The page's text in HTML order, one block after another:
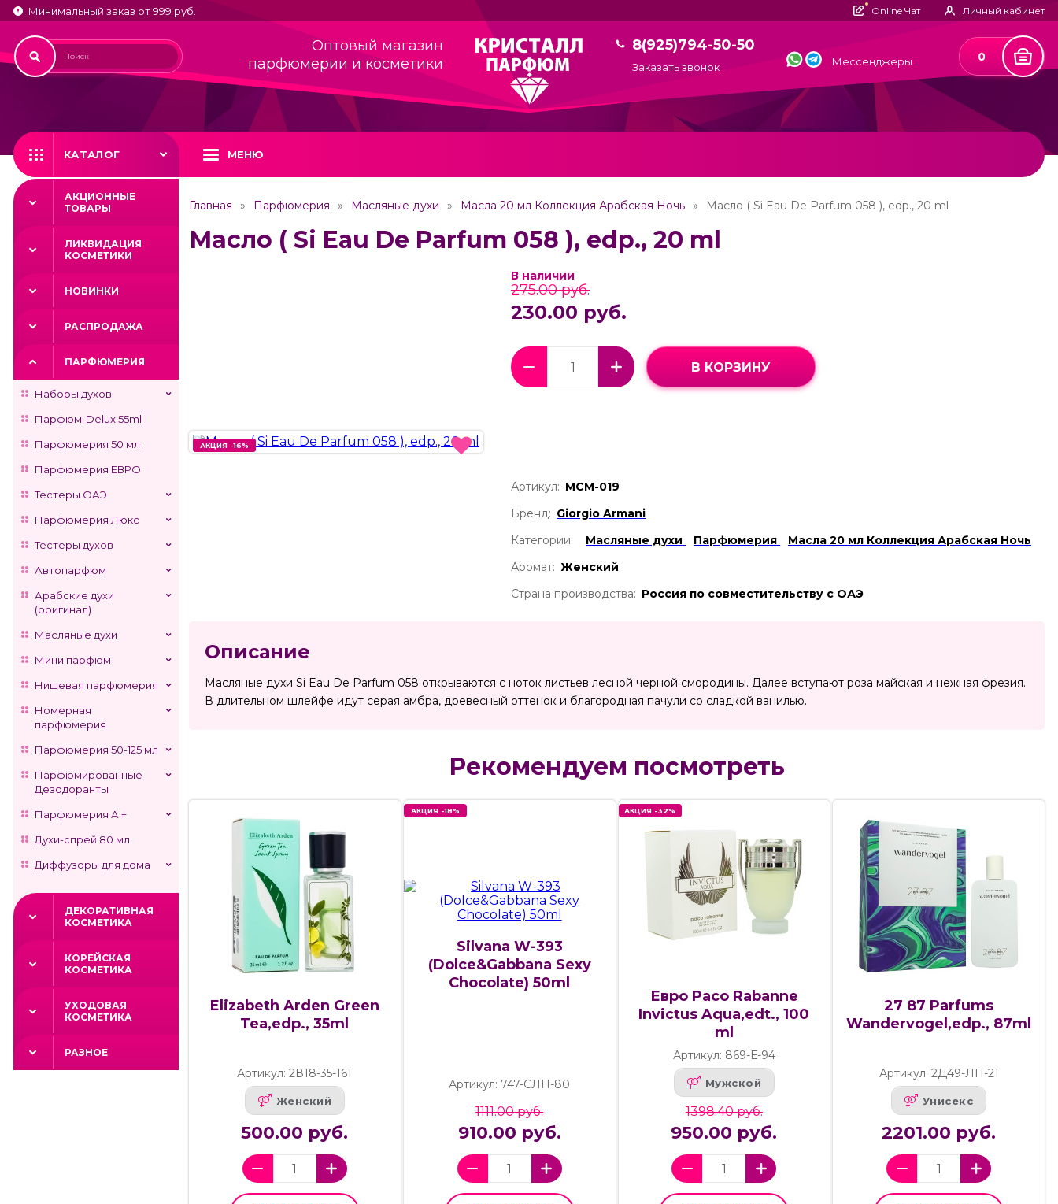
Минимальный заказ от 999 руб. Online Чат Личный кабинет
Оптовый магазин
парфюмерии и косметики
8(925)794-50-50
Заказать звонок Мессенджеры 0
КАТАЛОГ МЕНЮ
АКЦИОННЫЕ
ТОВАРЫ
ЛИКВИДАЦИЯ
КОСМЕТИКИ
НОВИНКИ
РАСПРОДАЖА
ПАРФЮМЕРИЯ
Наборы духов
Парфюм-Delux 55ml
Парфюмерия 50 мл
Парфюмерия ЕВРО
Тестеры ОАЭ
Парфюмерия Люкс
Тестеры духов
Автопарфюм
Арабские духи
(оригинал)
Масляные духи
Мини парфюм
Нишевая парфюмерия
Номерная
парфюмерия
Парфюмерия 50-125 мл
Парфюмированные
Дезодоранты
Парфюмерия А +
Духи-спрей 80 мл
Диффузоры для дома
ДЕКОРАТИВНАЯ
КОСМЕТИКА
КОРЕЙСКАЯ
КОСМЕТИКА
УХОДОВАЯ
КОСМЕТИКА
РАЗНОЕ
Главная Парфюмерия Масляные духи Масла 20 мл Коллекция Арабская Ночь Масло ( Si Eau De Parfum 058 ), edp., 20 ml
Масло ( Si Eau De Parfum 058 ), edp., 20 ml
АКЦИЯ -16%
АКЦИЯ -16%
В наличии
275.00 руб.
230.00 руб.
В КОРЗИНУ
Артикул: МСМ-019
Бренд: Giorgio Armani
Категории:
Масляные духи Парфюмерия
Масла 20 мл Коллекция Арабская Ночь
Аромат: Женский
Страна производства: Россия по совместительству с ОАЭ
Описание
Масляные духи Si Eau De Parfum 058 открываются с ноток листьев лесной черной смородины. Далее вступают роза майская и нежная фрезия.
В длительном шлейфе идут серая амбра, древесный оттенок и благородная пачули со сладкой ванилью.
Рекомендуем посмотреть
Elizabeth Arden Green
Tea,edp., 35ml
Артикул: 2В18-35-161
Женский
500.00 руб.
АКЦИЯ -18%
Silvana W-393
(Dolce&Gabbana Sexy
Chocolate) 50ml
Артикул: 747-СЛН-80
1111.00 руб.
910.00 руб.
АКЦИЯ -32%
Евро Paco Rabanne
Invictus Aqua,edt., 100
ml
Артикул: 869-Е-94
Мужской
1398.40 руб.
950.00 руб.
27 87 Parfums
Wandervogel,edp., 87ml
Артикул: 2Д49-ЛП-21
Унисекс
2201.00 руб.